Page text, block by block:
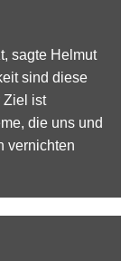
sagte Helmut
sind diese
Ziel ist
die uns und
vernichten